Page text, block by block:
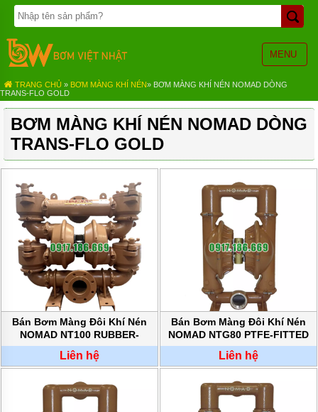
MENU
TRANG
CHỦ
BƠM
BÁNH
BƠM
HÓA
CHẤT
BƠM
MÀNG
KHÍ
NÉN
BƠM
ĐỊNH
LƯỢNG
BƠM
CHÌM
NƯỚC
MÁY
BƠM
HÚT
TRANG CHỦ » BƠM MÀNG KHÍ NÉN» BƠM MÀNG KHÍ NÉN NOMAD DÒNG
TRANS-FLO GOLD
BƠM MÀNG KHÍ NÉN NOMAD DÒNG
TRANS-FLO GOLD
Bán Bơm Màng Đôi Khí Nén
NOMAD NT100 RUBBER-
FITTED chính hãng
Liên hệ
Bán Bơm Màng Đôi Khí Nén
NOMAD NTG80 PTFE-FITTED
chính hãng
Liên hệ